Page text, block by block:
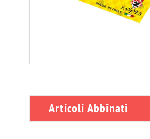
Articoli Abbinati